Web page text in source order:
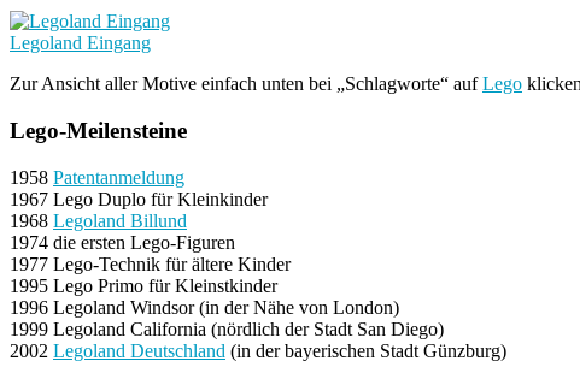
Legoland Eingang
Zur Ansicht aller Motive einfach unten bei „Schlagworte“ aufLego
Lego-Meilensteine
1958 Patentanmeldung
1967 Lego Duplo für Kleinkinder
1968 Legoland Billund
1974 die ersten Lego-Figuren
1977 Lego-Technik für ältere Kinder
1995 Lego Primo für Kleinstkinder
1996 Legoland Windsor (in der Nähe von London)
1999 Legoland California (nördlich der Stadt San Diego)
2002 Legoland Deutschland (in der bayerischen Stadt Günzburg)